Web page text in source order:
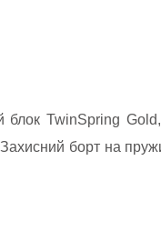
блок TwinSpring
борт на